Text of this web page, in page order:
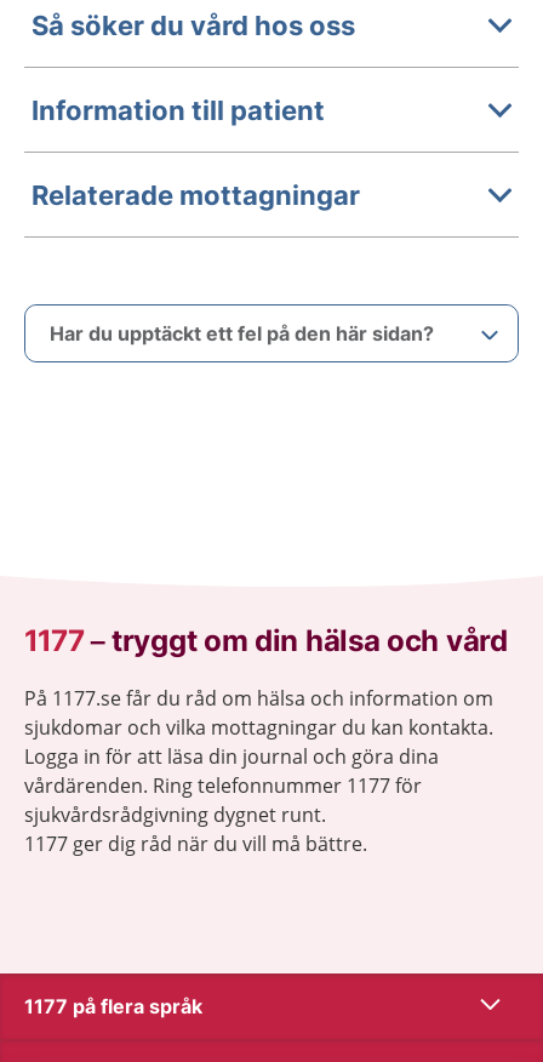
Så söker du vård hos oss
Information till patient
Relaterade mottagningar
Har du upptäckt ett fel på den här sidan?
1177–tryggt om din hälsa och vård
På 1177.se får du råd om hälsa och information om
sjukdomar och vilka mottagningar du kan kontakta.
Logga in för att läsa din journal och göra dina
vårdärenden. Ring telefonnummer 1177 för
sjukvårdsrådgivning dygnet runt.
1177 ger dig råd när du vill må bättre.
1177 på flera språk Visa